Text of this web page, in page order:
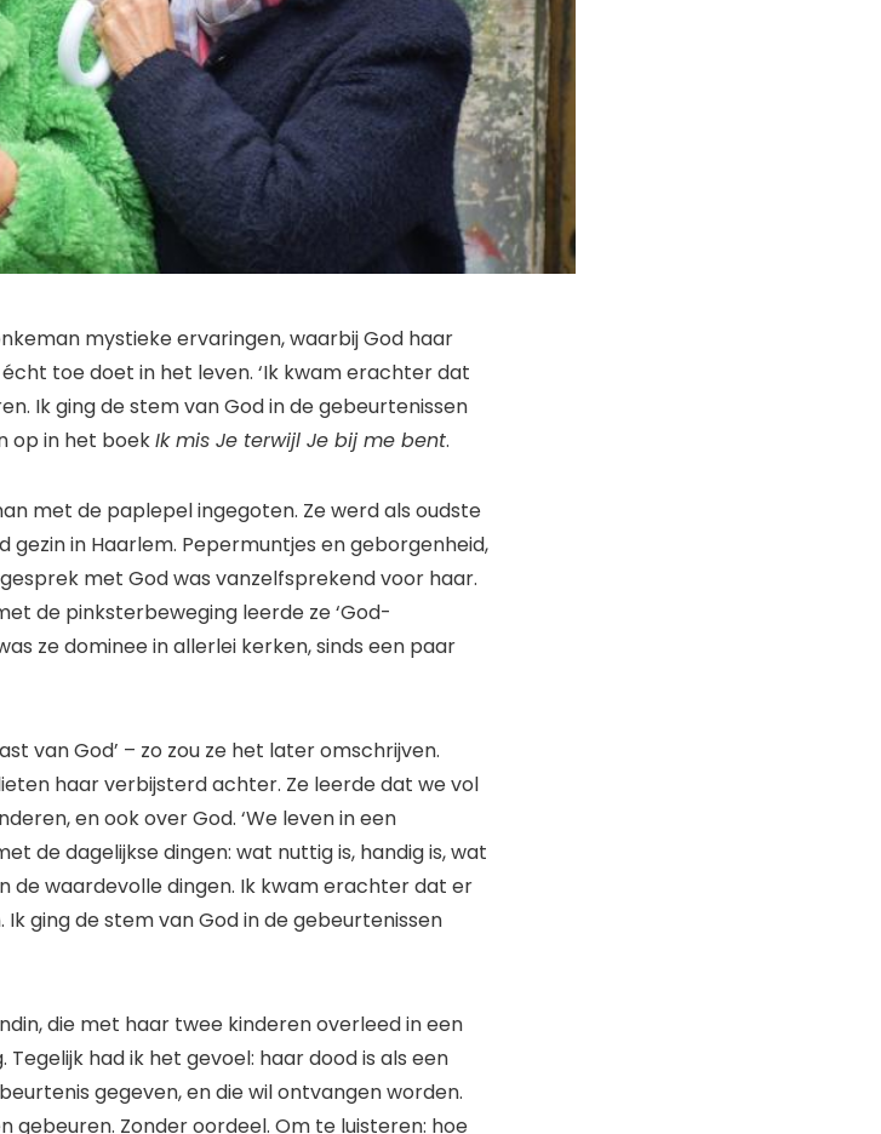
mystieke ervaringen, waarbij God haar
toe doet in het leven. ‘Ik kwam erachter dat
Ik ging de stem van God in de gebeurtenissen
op in het boekIk mis Je terwijl Je bij me bent.
met de paplepel ingegoten. Ze werd als oudste
in Haarlem. Pepermuntjes en geborgenheid,
met God was vanzelfsprekend voor haar.
de pinksterbeweging leerde ze ‘God-
ze dominee in allerlei kerken, sinds een paar
van God’ – zo zou ze het later omschrijven.
haar verbijsterd achter. Ze leerde dat we vol
en ook over God. ‘We leven in een
de dagelijkse dingen: wat nuttig is, handig is, wat
de waardevolle dingen. Ik kwam erachter dat er
ging de stem van God in de gebeurtenissen
die met haar twee kinderen overleed in een
had ik het gevoel: haar dood is als een
gegeven, en die wil ontvangen worden.
gebeuren. Zonder oordeel. Om te luisteren: hoe